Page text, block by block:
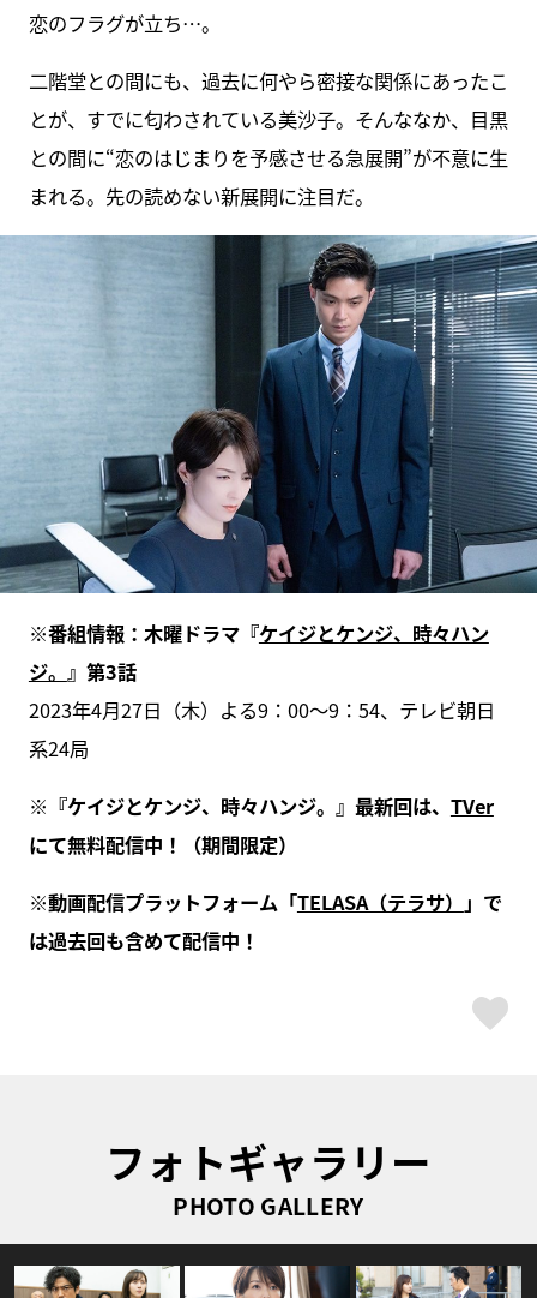
恋のフラグが立ち…。
二階堂との間にも、過去に何やら密接な関係にあったこ
とが、すでに匂わされている美沙子。そんななか、目黒
との間に“恋のはじまりを予感させる急展開”が不意に生
まれる。先の読めない新展開に注目だ。
※番組情報：木曜ドラマ『ケイジとケンジ、時々ハン
ジ。 』第3話
2023年4月27日（木）よる9：00～9：54、テレビ朝日
系24局
※『ケイジとケンジ、時々ハンジ。』最新回は、 TVer
にて無料配信中！（期間限定）
※動画配信プラットフォーム「TELASA（テラサ） 」で
は過去回も含めて配信中！
フォトギャラリー
PHOTO GALLERY